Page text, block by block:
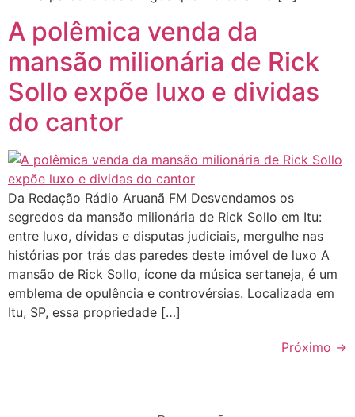
A polêmica venda da
mansão milionária de Rick
Sollo expõe luxo e dividas
do cantor
Da Redação Rádio Aruanã FM Desvendamos os
segredos da mansão milionária de Rick Sollo em Itu:
entre luxo, dívidas e disputas judiciais, mergulhe nas
histórias por trás das paredes deste imóvel de luxo A
mansão de Rick Sollo, ícone da música sertaneja, é um
emblema de opulência e controvérsias. Localizada em
Itu, SP, essa propriedade […]
Próximo →